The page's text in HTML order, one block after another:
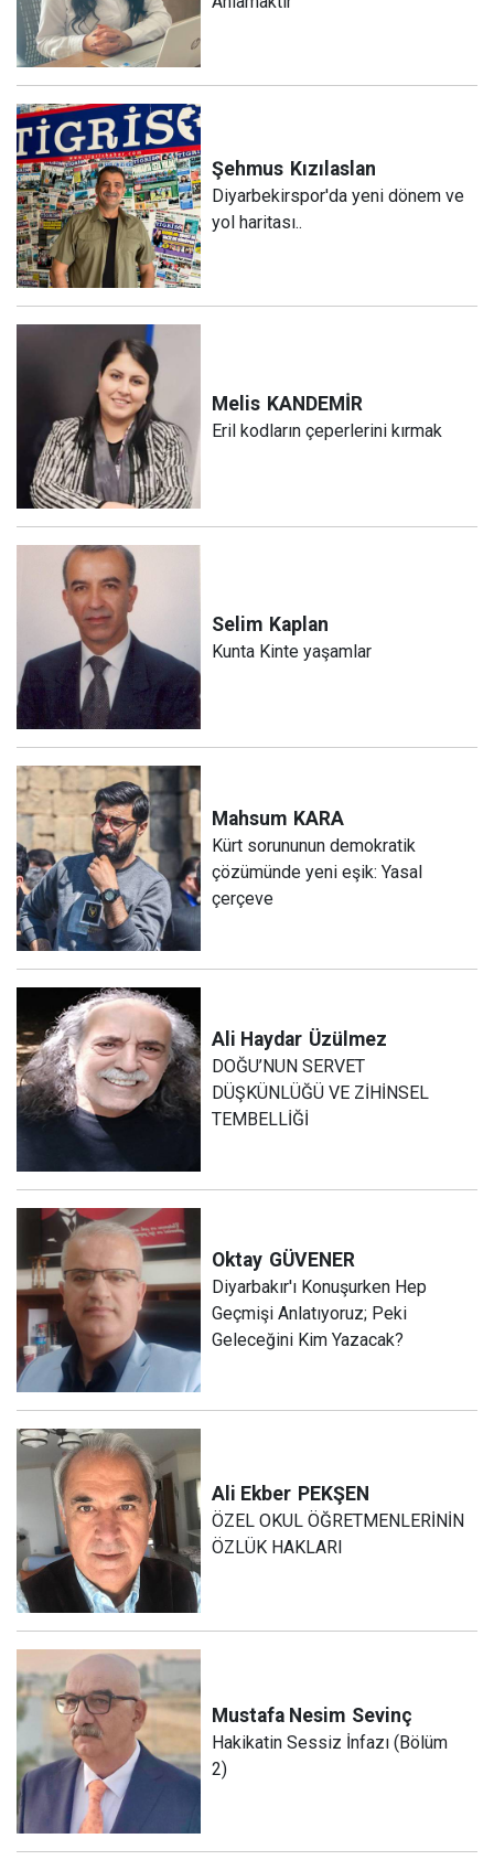
Şehmus Kızılaslan
Diyarbekirspor'da yeni dönem ve
yol haritası..
Melis KANDEMİR
Eril kodların çeperlerini kırmak
Selim Kaplan
Kunta Kinte yaşamlar
Mahsum KARA
Kürt sorununun demokratik
çözümünde yeni eşik: Yasal
çerçeve
Ali Haydar Üzülmez
DOĞU’NUN SERVET
DÜŞKÜNLÜĞÜ VE ZİHİNSEL
TEMBELLİĞİ
Oktay GÜVENER
Diyarbakır'ı Konuşurken Hep
Geçmişi Anlatıyoruz; Peki
Geleceğini Kim Yazacak?
Ali Ekber PEKŞEN
ÖZEL OKUL ÖĞRETMENLERİNİN
ÖZLÜK HAKLARI
Mustafa Nesim Sevinç
Hakikatin Sessiz İnfazı (Bölüm
2)